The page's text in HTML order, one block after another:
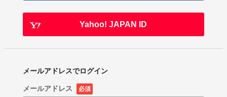
Yahoo! JAPAN ID
メールアドレスでログイン
メールアドレス 必須